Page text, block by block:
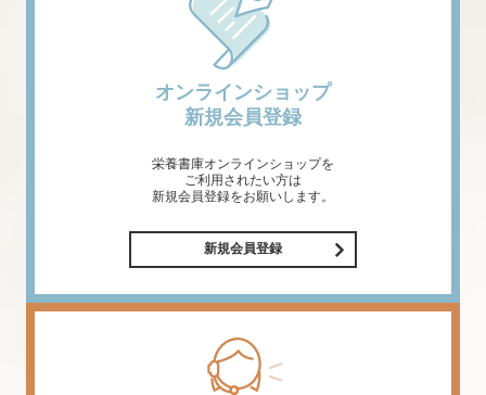
オンラインショップ
新規会員登録
栄養書庫オンラインショップを
ご利用されたい方は
新規会員登録をお願いします。
新規会員登録